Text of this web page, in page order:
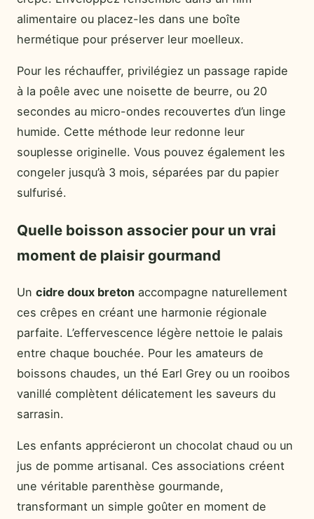
alimentaire ou placez-les dans une boîte
hermétique pour préserver leur moelleux.
Pour les réchauffer, privilégiez un passage rapide
à la poêle avec une noisette de beurre, ou 20
secondes au micro-ondes recouvertes d’un linge
humide. Cette méthode leur redonne leur
souplesse originelle. Vous pouvez également les
congeler jusqu’à 3 mois, séparées par du papier
sulfurisé.
Quelle boisson associer pour un vrai
moment de plaisir gourmand
Un cidre doux breton accompagne naturellement
ces crêpes en créant une harmonie régionale
parfaite. L’effervescence légère nettoie le palais
entre chaque bouchée. Pour les amateurs de
boissons chaudes, un thé Earl Grey ou un rooibos
vanillé complètent délicatement les saveurs du
sarrasin.
Les enfants apprécieront un chocolat chaud ou un
jus de pomme artisanal. Ces associations créent
une véritable parenthèse gourmande,
transformant un simple goûter en moment de